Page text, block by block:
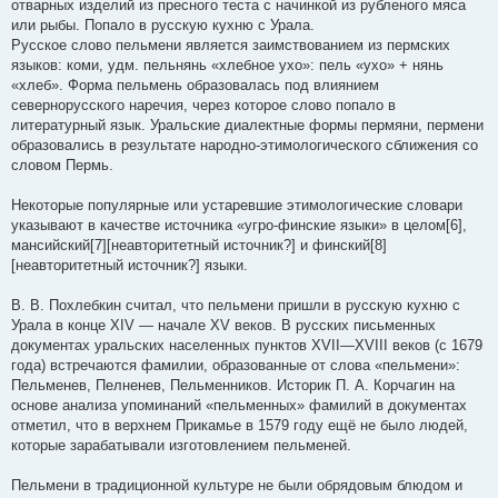
отварных изделий из пресного теста с начинкой из рубленого мяса
или рыбы. Попало в русскую кухню с Урала.
Русское слово пельмени является заимствованием из пермских
языков: коми, удм. пельнянь «хлебное ухо»: пель «ухо» + нянь
«хлеб». Форма пельмень образовалась под влиянием
севернорусского наречия, через которое слово попало в
литературный язык. Уральские диалектные формы пермяни, пермени
образовались в результате народно-этимологического сближения со
словом Пермь.
Некоторые популярные или устаревшие этимологические словари
указывают в качестве источника «угро-финские языки» в целом[6],
мансийский[7][неавторитетный источник?] и финский[8]
[неавторитетный источник?] языки.
В. В. Похлебкин считал, что пельмени пришли в русскую кухню с
Урала в конце XIV — начале XV веков. В русских письменных
документах уральских населенных пунктов XVII—XVIII веков (с 1679
года) встречаются фамилии, образованные от слова «пельмени»:
Пельменев, Пелненев, Пельменников. Историк П. А. Корчагин на
основе анализа упоминаний «пельменных» фамилий в документах
отметил, что в верхнем Прикамье в 1579 году ещё не было людей,
которые зарабатывали изготовлением пельменей.
Пельмени в традиционной культуре не были обрядовым блюдом и